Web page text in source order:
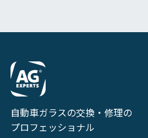
自動車ガラスの交換・修理の
プロフェッショナル